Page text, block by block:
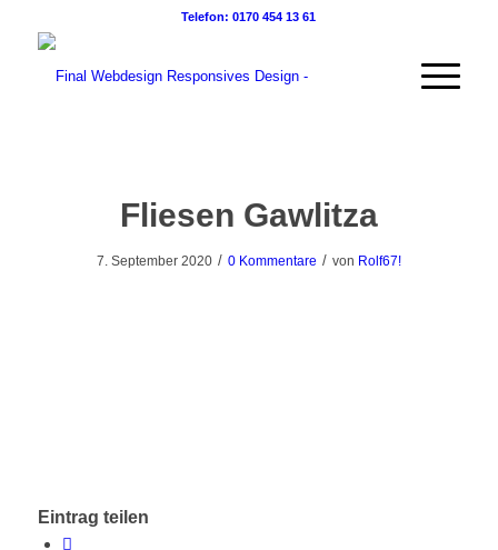
Telefon: 0170 454 13 61
Fliesen Gawlitza
7. September 2020 / 0 Kommentare / von Rolf67!
Eintrag teilen